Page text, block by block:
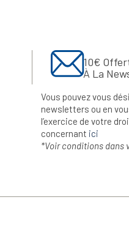
10€
À La
Vous pouvez vous
newsletters ou en
l’exercice de votre
concernant ici
*Voir conditions dans